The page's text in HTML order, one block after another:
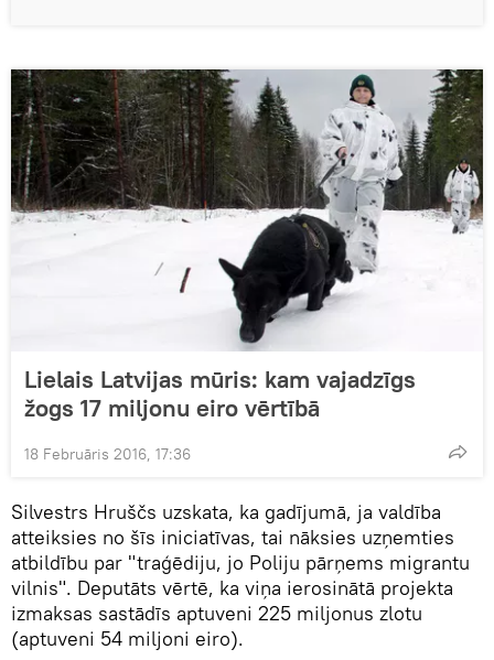
Lielais Latvijas mūris: kam vajadzīgs
žogs 17 miljonu eiro vērtībā
18 Februāris 2016, 17:36
Silvestrs Hruščs uzskata, ka gadījumā, ja valdība
atteiksies no šīs iniciatīvas, tai nāksies uzņemties
atbildību par "traģēdiju, jo Poliju pārņems migrantu
vilnis". Deputāts vērtē, ka viņa ierosinātā projekta
izmaksas sastādīs aptuveni 225 miljonus zlotu
(aptuveni 54 miljoni eiro).